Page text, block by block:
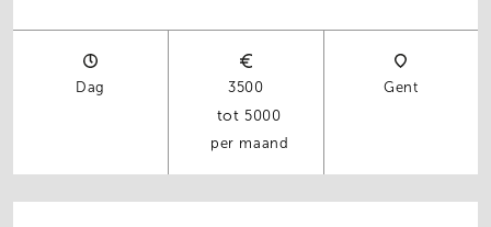
Dag
3500
5000
per maand
Gent